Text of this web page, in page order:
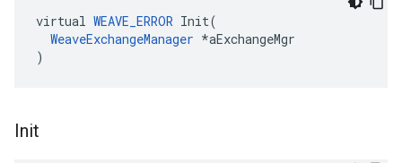
virtual WEAVE_ERROR Init(
WeaveExchangeManager *aExchangeMgr
)
Init